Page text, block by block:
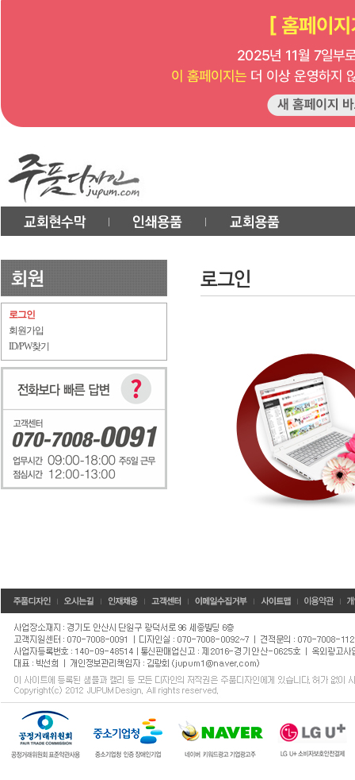
로그인
회원가입
ID/PW찾기